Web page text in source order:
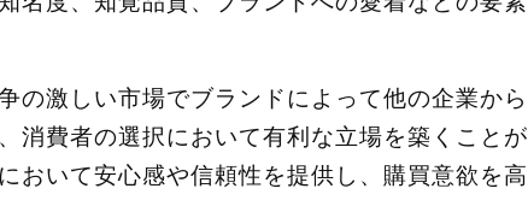
の激しい市場でブランドによって他の企業から
消費者の選択において有利な立場を築くことが
おいて安心感や信頼性を提供し、購買意欲を高